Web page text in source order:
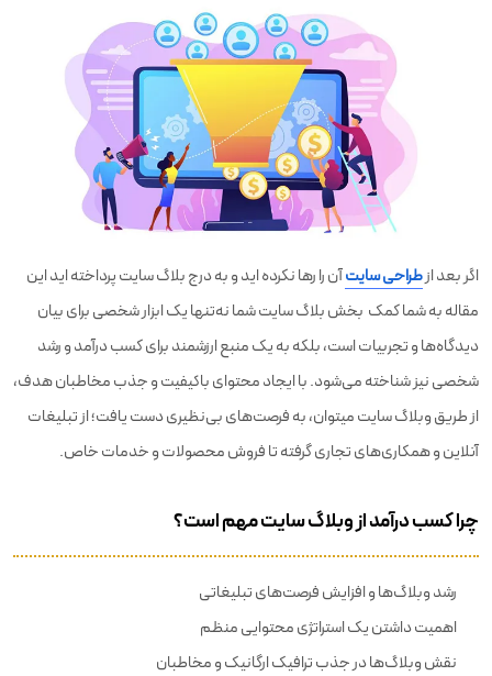
اگر بعد ازطراحی سایتآن را رها نکرده اید و به درج بلاگ سایت پرداخته اید این
مقاله به شما کمک بخش بلاگ‌ سایت شما نه‌تنها یک ابزار شخصی برای بیان
دیدگاه‌ها و تجربیات است، بلکه به یک منبع ارزشمند برای کسب درآمد و رشد
شخصی نیز شناخته می‌شود. با ایجاد محتوای باکیفیت و جذب مخاطبان هدف،
از طریق وبلاگ‌ سایت میتوان، به فرصت‌های بی‌نظیری دست یافت؛ از تبلیغات
آنلاین و همکاری‌های تجاری گرفته تا فروش محصولات و خدمات خاص.
چرا کسب درآمد از وبلاگ سایت مهم است؟
رشد وبلاگ‌ها و افزایش فرصت‌های تبلیغاتی
اهمیت داشتن یک استراتژی محتوایی منظم
نقش وبلاگ‌ها در جذب ترافیک ارگانیک و مخاطبان